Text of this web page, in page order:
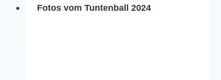
Fotos vom Tuntenball 2024